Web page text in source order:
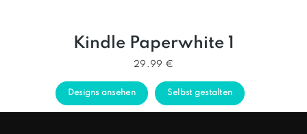
Kindle Paperwhite 1
29.99 €
Designs ansehen Selbst gestalten